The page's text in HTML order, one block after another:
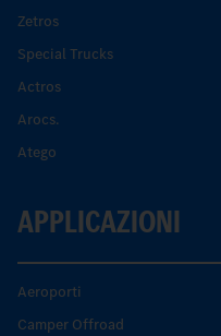
Zetros
Special Trucks
Actros
Arocs.
Atego
APPLICAZIONI
Aeroporti
Camper Offroad